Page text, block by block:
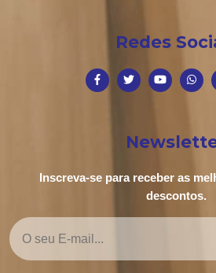
Redes
Inscreva-se para receber as
descontos.